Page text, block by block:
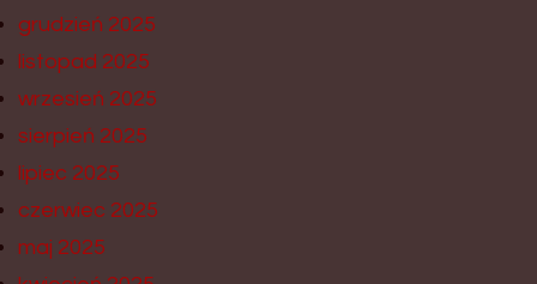
grudzień 2025
listopad 2025
wrzesień 2025
sierpień 2025
lipiec 2025
czerwiec 2025
maj 2025